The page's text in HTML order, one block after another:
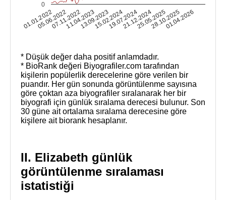
01.01.2022
05.06.2022
07.11.2022
11.04.2023
13.09.2023
15.02.2024
19.07.2024
21.12.2024
25.05.2025
28.10.2025
01.04.2026
0
* Düşük değer daha positif anlamdadır.
* BioRank değeri Biyografiler.com tarafından
kişilerin popülerlik derecelerine göre verilen bir
puandır. Her gün sonunda görüntülenme sayısına
göre çoktan aza biyografiler sıralanarak her bir
biyografi için günlük sıralama derecesi bulunur. Son
30 güne ait ortalama sıralama derecesine göre
kişilere ait biorank hesaplanır.
II. Elizabeth günlük
görüntülenme sıralaması
istatistiği